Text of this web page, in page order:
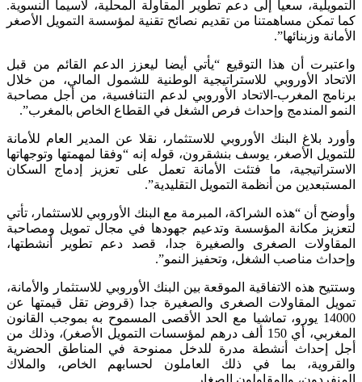
التمويلية، سعيا إلى دعم تطوير المقاولة المحلية، لاسيما النسوية.
كما تمكن مساهمتنا من تقديم نصائح تقنية لمؤسسة التمويل الأصغر
الأمانة وزبنائها”.
واعتبرت أن هذا التوقيع “يأتي أيضا ليعزز الدعم القائم من قبل
الاتحاد الأوروبي للاستراتيجية الوطنية للشمول المالي، من خلال
برنامج المغرب-الاتحاد الأوروبي لدعم التنافسية، من أجل مصاحبة
النمو المندمج وإحداث فرص الشغل في القطاع الخاص بالمغرب”.
وأورد بلاغ البنك الأوروبي للاستثمار، نقلا عن المدير العام للأمانة
للتمويل الأصغر، يوسف بنشقرون، قوله إنه “وفقا لمهمتها وتوجهاتها
الاستراتيجية، ما فتئت الأمانة تعمل على تعزيز إدماج السكان
المستبعدين من أنظمة التمويل التقليدية”.
وأوضح أن “هذه الشراكة، المبرمة مع البنك الأوروبي للاستثمار، تأتي
لتعزيز مكانة المؤسسة وتدعيم جهودها في مجال تمويل ومصاحبة
المقاولات الصغرى والصغيرة جدا، قصد دعم تطوير أنشطتها،
وإحداث مناصب الشغل، وتحفيز النمو”.
وستتيح هذه الاتفاقية الموقعة بين البنك الأوروبي للاستثمار والأمانة،
تمويل المقاولات الصغرى والصغيرة جدا (قروض تقل قيمتها عن
14000 يورو، تماشيا مع الحد الأقصى المسموح به بموجب القانون
المغربي، أي 150 ألف درهم لمؤسسات التمويل الأصغر)، وذلك من
أجل إحداث أنشطة مدرة للدخل ممنوحة في المناطق الحضرية
والقروية، بما في ذلك العاملون لحسابهم الخاص، والملاك
المنفردون، والمقاولون الصغار.